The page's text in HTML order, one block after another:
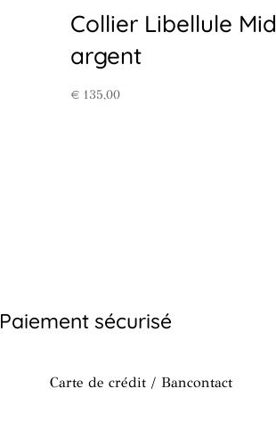
Collier Libellule Mid
argent
€ 135,00
Paiement sécurisé
Carte de crédit / Bancontact